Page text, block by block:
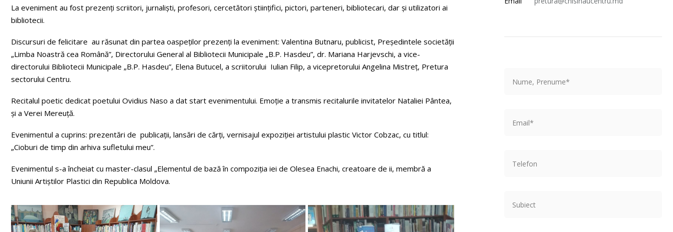
La eveniment au fost prezenți scriitori, jurnaliști, profesori, cercetători științifici, pictori, parteneri, bibliotecari, dar și utilizatori ai
bibliotecii.
Discursuri de felicitare au răsunat din partea oaspeților prezenți la eveniment: Valentina Butnaru, publicist, Președintele societății
„Limba Noastră cea Română”, Directorului General al Bibliotecii Municipale „B.P. Hasdeu”, dr. Mariana Harjevschi, a vice-
directorului Bibliotecii Municipale „B.P. Hasdeu”, Elena Butucel, a scriitorului Iulian Filip, a vicepretorului Angelina Mistreț, Pretura
sectorului Centru.
Recitalul poetic dedicat poetului Ovidius Naso a dat start evenimentului. Emoție a transmis recitalurile invitatelor Nataliei Pântea,
și a Verei Mereuță.
Evenimentul a cuprins: prezentări de publicații, lansări de cărți, vernisajul expoziției artistului plastic Victor Cobzac, cu titlul:
„Cioburi de timp din arhiva sufletului meu”.
Evenimentul s-a încheiat cu master-clasul „Elementul de bază în compoziția iei de Olesea Enachi, creatoare de ii, membră a
Uniunii Artiștilor Plastici din Republica Moldova.